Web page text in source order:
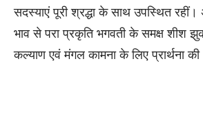
सदस्याएं पूरी श्रद्धा के साथ उपस्थित
भाव से परा प्रकृति भगवती के समक्ष शीश
कल्याण एवं मंगल कामना के लिए प्रार्थना